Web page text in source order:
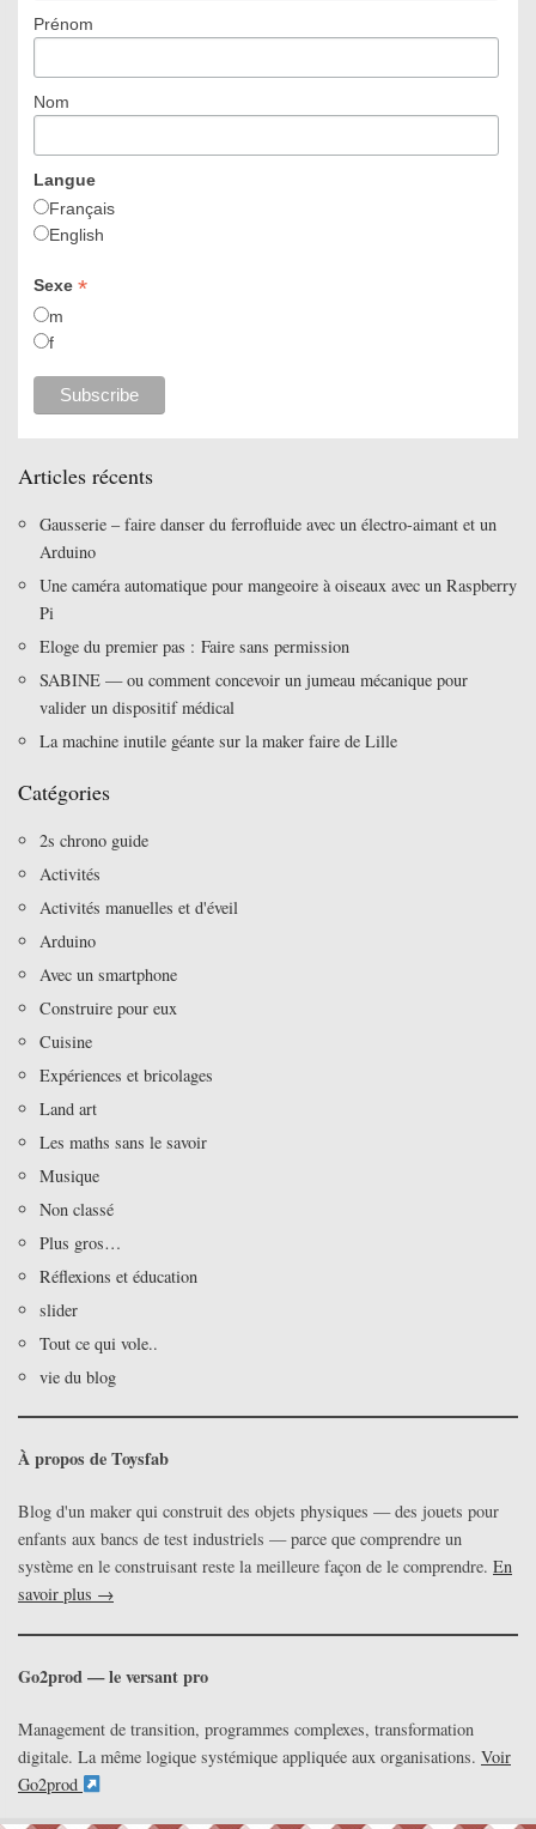
Prénom
Nom
Langue
Français
English
Sexe *
m
f
Articles récents
Gausserie – faire danser du ferrofluide avec un électro-aimant et un
Arduino
Une caméra automatique pour mangeoire à oiseaux avec un Raspberry
Pi
Eloge du premier pas : Faire sans permission
SABINE — ou comment concevoir un jumeau mécanique pour
valider un dispositif médical
La machine inutile géante sur la maker faire de Lille
Catégories
2s chrono guide
Activités
Activités manuelles et d'éveil
Arduino
Avec un smartphone
Construire pour eux
Cuisine
Expériences et bricolages
Land art
Les maths sans le savoir
Musique
Non classé
Plus gros…
Réflexions et éducation
slider
Tout ce qui vole..
vie du blog
À propos de Toysfab
Blog d'un maker qui construit des objets physiques — des jouets pour
enfants aux bancs de test industriels — parce que comprendre un
système en le construisant reste la meilleure façon de le comprendre. En
savoir plus →
Go2prod — le versant pro
Management de transition, programmes complexes, transformation
digitale. La même logique systémique appliquée aux organisations. Voir
Go2prod